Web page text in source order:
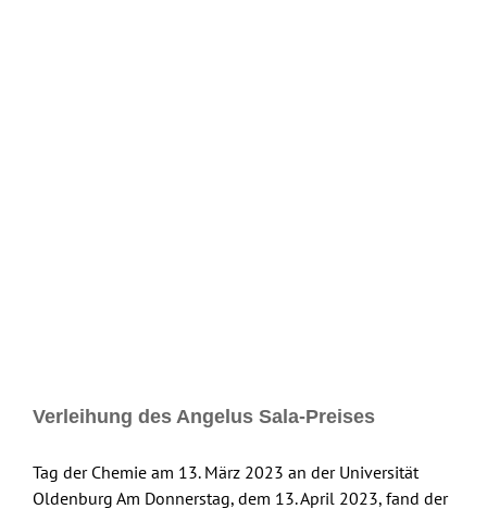
Verleihung des Angelus Sala-Preises
Tag der Chemie am 13. März 2023 an der Universität
Oldenburg Am Donnerstag, dem 13. April 2023, fand der